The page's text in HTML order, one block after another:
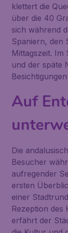
klettert die
über die 40
sich während
Spaniern, den
Mittagszeit.
und der späte
Auf
Die
Besucher
aufregender
ersten
einer
Rezeption des
erfährt der